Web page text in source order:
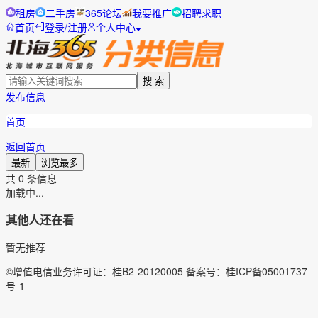
租房 二手房 365论坛 我要推广
招聘求职
首页
登录/注册 个人中心
搜 索
发布信息
首页
返回首页
最新 浏览最多
共 0 条信息
加载中...
其他人还在看
暂无推荐
©增值电信业务许可证：桂B2-20120005 备案号：桂ICP备05001737
号-1